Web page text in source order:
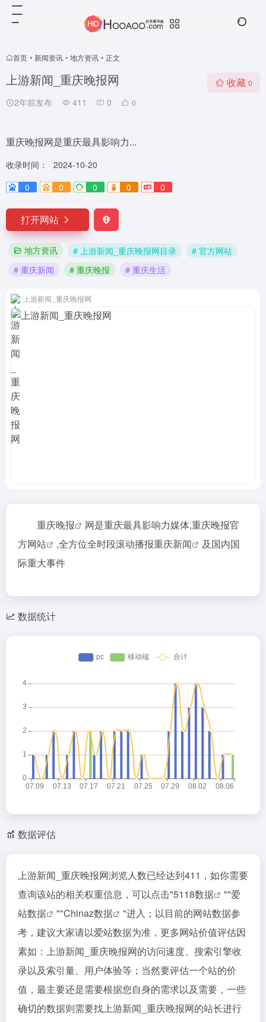
首页 • 新闻资讯 • 地方资讯 • 正文
上游新闻_重庆晚报网
2年前发布 411 0 0
收藏 0
重庆晚报网是重庆最具影响力...
收录时间：
2024-10-20
0
0 0 0 0
打开网站
地方资讯 # 上游新闻_重庆晚报网目录
# 官方网站
# 重庆新闻
# 重庆晚报 # 重庆生活
上游新闻_重庆晚报网
重庆晚报 网是重庆最具影响力媒体,重庆晚报官
方网站
,全方位全时段滚动播报重庆新闻
及国内国
际重大事件
数据统计
数据评估
上游新闻_重庆晚报网浏览人数已经达到411，如你需要
查询该站的相关权重信息，可以点击"5118数据 ""爱
站数据
""Chinaz数据
"进入；以目前的网站数据参
考，建议大家请以爱站数据为准，更多网站价值评估因
素如：上游新闻_重庆晚报网的访问速度、搜索引擎收
录以及索引量、用户体验等；当然要评估一个站的价
值，最主要还是需要根据您自身的需求以及需要，一些
确切的数据则需要找上游新闻_重庆晚报网的站长进行